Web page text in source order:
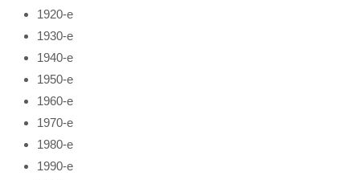
1920-е
1930-е
1940-е
1950-е
1960-е
1970-е
1980-е
1990-е